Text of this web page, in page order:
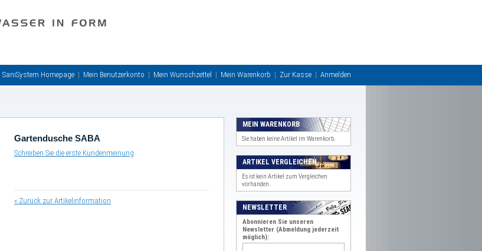
SaniSystem Homepage Mein Benutzerkonto Mein Wunschzettel Mein Warenkorb Zur Kasse Anmelden
Gartendusche SABA
Schreiben Sie die erste Kundenmeinung
« Zurück zur Artikelinformation
MEIN WARENKORB
Sie haben keine Artikel im Warenkorb.
ARTIKEL VERGLEICHEN
Es ist kein Artikel zum Vergleichen
vorhanden.
NEWSLETTER
Abonnieren Sie unseren
Newsletter (Abmeldung jederzeit
möglich):